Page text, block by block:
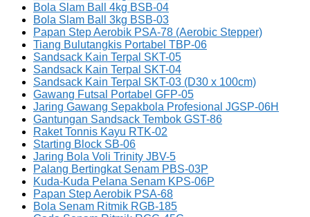
Bola Slam Ball 4kg BSB-04
Bola Slam Ball 3kg BSB-03
Papan Step Aerobik PSA-78 (Aerobic Stepper)
Tiang Bulutangkis Portabel TBP-06
Sandsack Kain Terpal SKT-05
Sandsack Kain Terpal SKT-04
Sandsack Kain Terpal SKT-03 (D30 x 100cm)
Gawang Futsal Portabel GFP-05
Jaring Gawang Sepakbola Profesional JGSP-06H
Gantungan Sandsack Tembok GST-86
Raket Tonnis Kayu RTK-02
Starting Block SB-06
Jaring Bola Voli Trinity JBV-5
Palang Bertingkat Senam PBS-03P
Kuda-Kuda Pelana Senam KPS-06P
Papan Step Aerobik PSA-68
Bola Senam Ritmik RGB-185